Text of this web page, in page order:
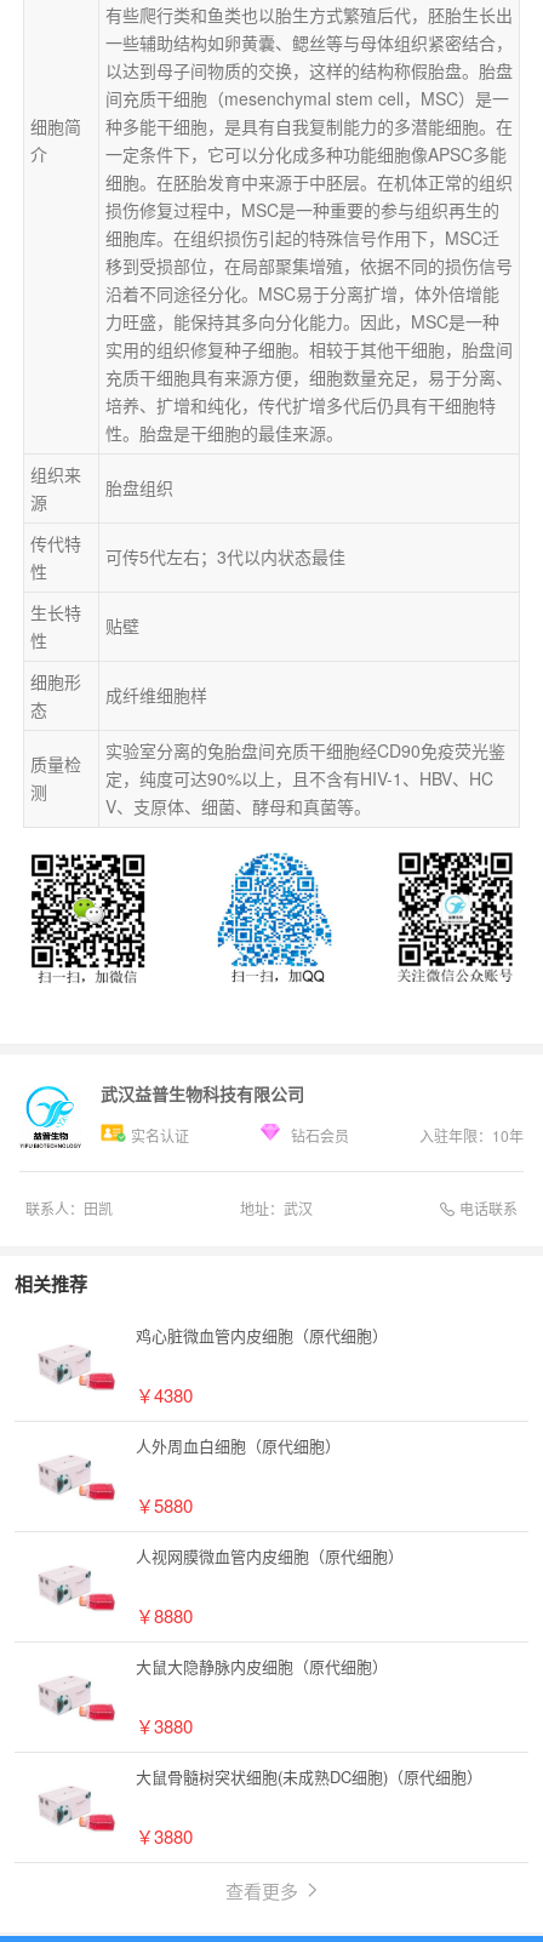
细胞简
介
有些爬行类和鱼类也以胎生方式繁殖后代，胚胎生长出
一些辅助结构如卵黄囊、鳃丝等与母体组织紧密结合，
以达到母子间物质的交换，这样的结构称假胎盘。胎盘
间充质干细胞（mesenchymal stem cell，MSC）是一
种多能干细胞，是具有自我复制能力的多潜能细胞。在
一定条件下，它可以分化成多种功能细胞像APSC多能
细胞。在胚胎发育中来源于中胚层。在机体正常的组织
损伤修复过程中，MSC是一种重要的参与组织再生的
细胞库。在组织损伤引起的特殊信号作用下，MSC迁
移到受损部位，在局部聚集增殖，依据不同的损伤信号
沿着不同途径分化。MSC易于分离扩增，体外倍增能
力旺盛，能保持其多向分化能力。因此，MSC是一种
实用的组织修复种子细胞。相较于其他干细胞，胎盘间
充质干细胞具有来源方便，细胞数量充足，易于分离、
培养、扩增和纯化，传代扩增多代后仍具有干细胞特
性。胎盘是干细胞的最佳来源。
组织来
源
胎盘组织
传代特
性
可传5代左右；3代以内状态最佳
生长特
性
贴壁
细胞形
态
成纤维细胞样
质量检
测
实验室分离的兔胎盘间充质干细胞经CD90免疫荧光鉴
定，纯度可达90%以上，且不含有HIV-1、HBV、HC
V、支原体、细菌、酵母和真菌等。
武汉益普生物科技有限公司
实名认证 钻石会员 入驻年限： 10年
联系人： 田凯 地址： 武汉 电话联系
相关推荐
鸡心脏微血管内皮细胞（原代细胞）
￥4380
人外周血白细胞（原代细胞）
￥5880
人视网膜微血管内皮细胞（原代细胞）
￥8880
大鼠大隐静脉内皮细胞（原代细胞）
￥3880
大鼠骨髓树突状细胞(未成熟DC细胞)（原代细胞）
￥3880
查看更多